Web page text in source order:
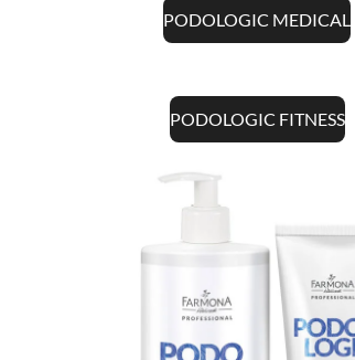
PODOLOGIC MEDICAL
PODOLOGIC FITNESS